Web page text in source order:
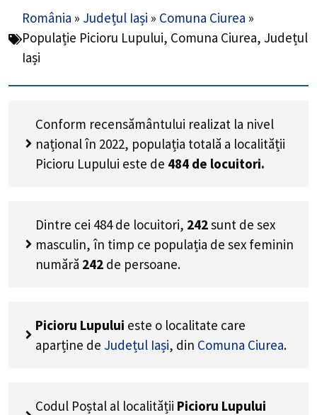
România » Județul Iași » Comuna Ciurea »
Populație Picioru Lupului, Comuna Ciurea, Județul
Iași
Conform recensământului realizat la nivel
național în 2022, populația totală a localității
Picioru Lupului este de 484 de locuitori.
Dintre cei 484 de locuitori, 242sunt de sex
masculin, în timp ce populația de sex feminin
numără 242 de persoane.
Picioru Lupului este o localitate care
aparține de Județul Iași, din Comuna Ciurea.
Codul Poștal al localității Picioru Lupului